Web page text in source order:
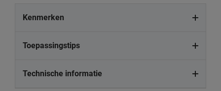
Kenmerken
Toepassingstips
Technische informatie